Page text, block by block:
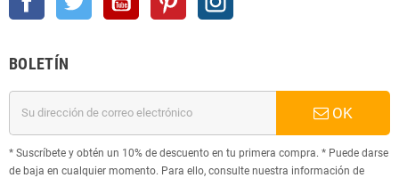
BOLETÍN
OK
* Suscríbete y obtén un 10% de descuento en tu primera compra. * Puede darse
de baja en cualquier momento. Para ello, consulte nuestra información de